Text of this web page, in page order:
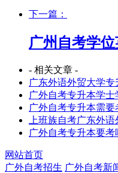
下一篇：
广州自考学
- 相关文章 -
广东外语外贸大学专
广外自考专升本学士
广外自考专升本需要
上班族自考广东外
广外自考专升本要
网站首页
广外自考招生 广外自考新